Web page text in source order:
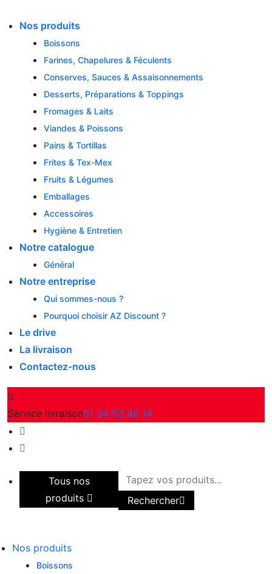
content
Nos produits
Boissons
Farines, Chapelures & Féculents
Conserves, Sauces & Assaisonnements
Desserts, Préparations & Toppings
Fromages & Laits
Viandes & Poissons
Pains & Tortillas
Frites & Tex-Mex
Fruits & Légumes
Emballages
Accessoires
Hygiène & Entretien
Notre catalogue
Général
Notre entreprise
Qui sommes-nous ?
Pourquoi choisir AZ Discount ?
Le drive
La livraison
Contactez-nous
Service livraison01 34 53 40 14
Tous nos
produits
Rechercher
Nos produits
Boissons